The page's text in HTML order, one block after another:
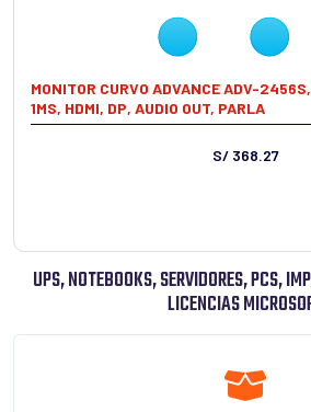
MONITOR CURVO ADVANCE ADV-
1MS, HDMI, DP, AUDIO OUT, PARLA
S/ 368.27
UPS, NOTEBOOKS, SERVIDORES, PCS,
LICENCIAS